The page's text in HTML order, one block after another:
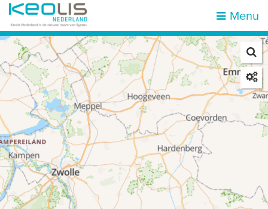
Menu
Home
Mobiliteit
Reisinformatie
Over ons
Vacatures
Klantenservice
Zoek op halte of adres Mijn locatie
Haltes Attracties & bestemmingen Zones